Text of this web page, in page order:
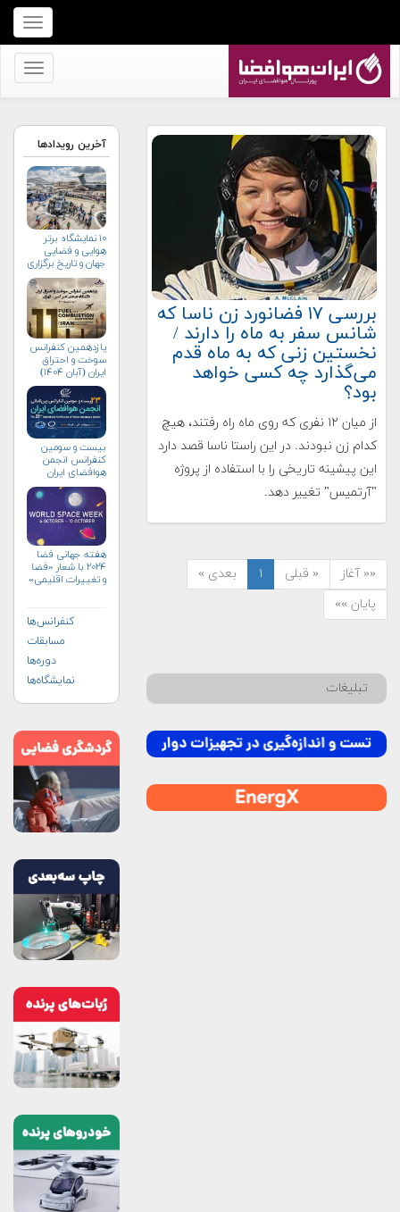
برای
نمایش
منو
برای
کنید
بررسی ۱۷ فضانورد زن ناسا که
شانس سفر به ماه را دارند /
نخستین زنی که به ماه قدم
می‌گذارد چه کسی خواهد
بود؟
از میان ۱۲ نفری که روی ماه راه رفتند، هیچ‌
کدام زن نبودند. در این راستا ناسا قصد دارد
این پیشینه تاریخی را با استفاده از پروژه
"آرتمیس" تغییر دهد.
«« آغاز « قبلی ۱
بعدی »
پایان »»
تبلیغات
آخرین رویدادها
۱۰ نمایشگاه برتر
هوایی و فضایی
جهان و تاریخ برگزاری
آن‌ها
یازدهمین کنفرانس
سوخت و احتراق
ایران (آبان‌ ۱۴۰۴)
بیست و سومین
کنفرانس انجمن
هوافضای ايران
هفته جهانی فضا
۲۰۲۴ با شعار «فضا
و تغییرات اقلیمی»
کنفرانس‌ها
مسابقات
دوره‌ها
نمایشگاه‌ها